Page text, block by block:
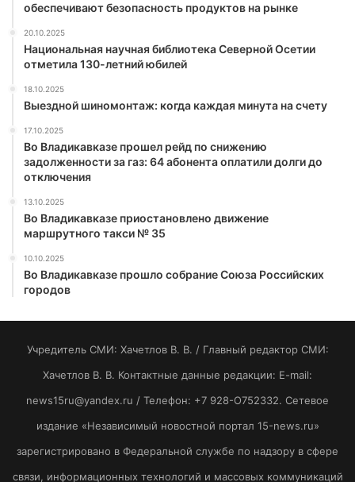
обеспечивают безопасность продуктов на рынке
20.10.2025
Национальная научная библиотека Северной Осетии
отметила 130-летний юбилей
18.10.2025
Выездной шиномонтаж: когда каждая минута на счету
17.10.2025
Во Владикавказе прошел рейд по снижению
задолженности за газ: 64 абонента оплатили долги до
отключения
13.10.2025
Во Владикавказе приостановлено движение
маршрутного такси № 35
10.10.2025
Во Владикавказе прошло собрание Союза Российских
городов
Учредитель СМИ: Хaчeтлoв B. B. / Главный редактор СМИ:
Хaчeтлoв B. B. Контактные данные редакции: E-mail:
news15ru@yandex.ru / Телефон: +7 928-O752332. Сетевое
издание «Независимый новостной портал 15-news.ru»
зарегистрировано в Федеральной службе по надзору в сфере
связи, информационных технологий и массовых коммуникаций